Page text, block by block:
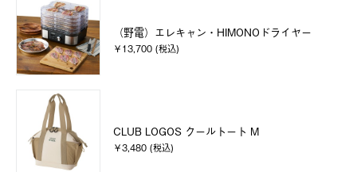
（野電）エレキャン・HIMONOドライヤー
￥13,700 (税込)
CLUB LOGOS クールトート M
￥3,480 (税込)